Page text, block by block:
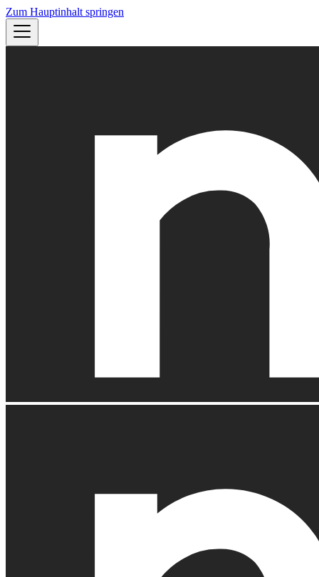
Zum Hauptinhalt springen